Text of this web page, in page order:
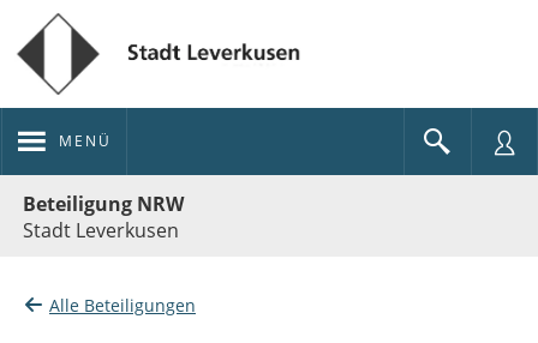
MENÜ
Beteiligung NRW
Stadt Leverkusen
Alle Beteiligungen